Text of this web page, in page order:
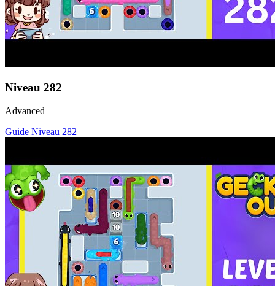
Niveau 282
Advanced
Guide Niveau 282